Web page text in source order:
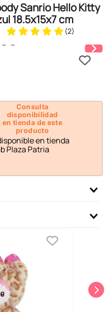
Sanrio Hello Kitty
18.5x15x7 cm
(2)
Consulta
disponibilidad
en tienda de este
producto
en tienda
Plaza Patria